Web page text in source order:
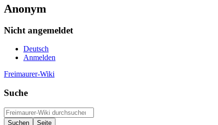
Anonym
Nicht angemeldet
Deutsch
Anmelden
Freimaurer-Wiki
Suche